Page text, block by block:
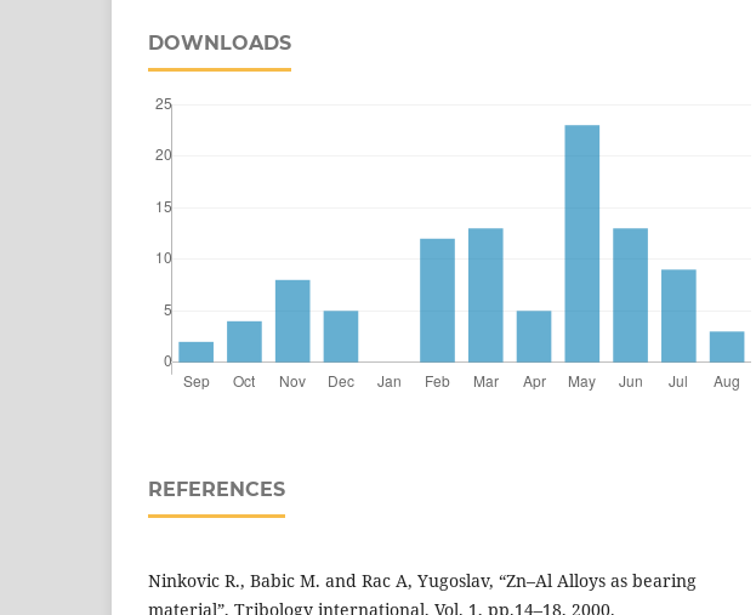
DOWNLOADS
REFERENCES
Ninkovic R., Babic M. and Rac A, Yugoslav, “Zn–Al Alloys as bearing
material”, Tribology international, Vol. 1, pp.14–18, 2000.